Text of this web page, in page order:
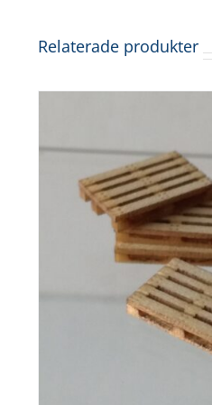
Relaterade produkter